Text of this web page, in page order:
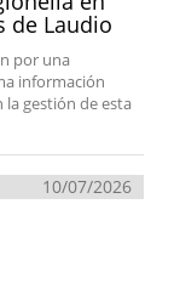
de Laudio
por una
información
gestión de esta
10/07/2026